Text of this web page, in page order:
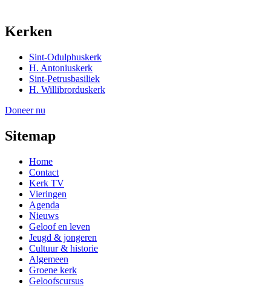
Kerken
Sint-Odulphuskerk
H. Antoniuskerk
Sint-Petrusbasiliek
H. Willibrorduskerk
Doneer nu
Sitemap
Home
Contact
Kerk TV
Vieringen
Agenda
Nieuws
Geloof en leven
Jeugd & jongeren
Cultuur & historie
Algemeen
Groene kerk
Geloofscursus